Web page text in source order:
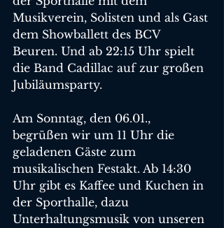
Musikverein, Solisten und als Gast
dem Showballett des BCV
Beuren. Und ab 22:15 Uhr spielt
die Band Cadillac auf zur großen
Jubiläumsparty.
Am Sonntag, den 06.01.,
begrüßen wir um 11 Uhr die
geladenen Gäste zum
musikalischen Festakt. Ab 14:30
Uhr gibt es Kaffee und Kuchen in
der Sporthalle, dazu
Unterhaltungsmusik von unseren